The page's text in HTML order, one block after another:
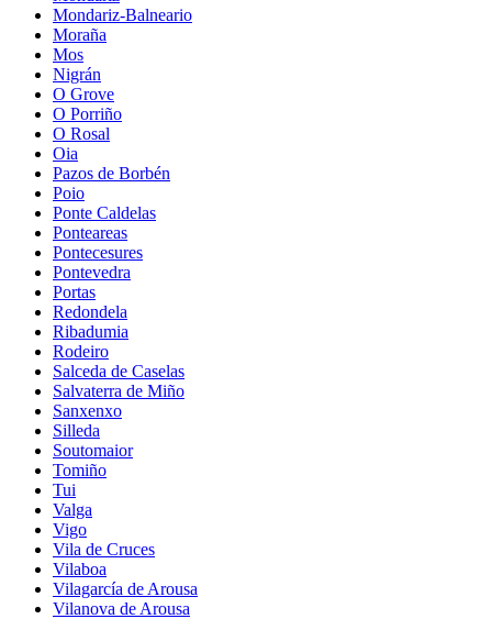
Mondariz-Balneario
Moraña
Mos
Nigrán
O Grove
O Porriño
O Rosal
Oia
Pazos de Borbén
Poio
Ponte Caldelas
Ponteareas
Pontecesures
Pontevedra
Portas
Redondela
Ribadumia
Rodeiro
Salceda de Caselas
Salvaterra de Miño
Sanxenxo
Silleda
Soutomaior
Tomiño
Tui
Valga
Vigo
Vila de Cruces
Vilaboa
Vilagarcía de Arousa
Vilanova de Arousa